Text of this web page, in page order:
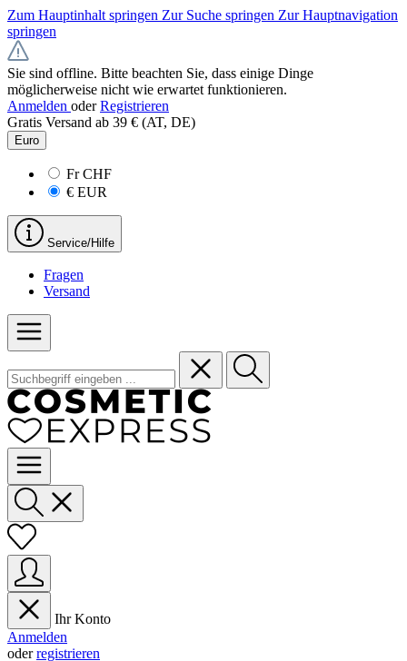
Zum Hauptinhalt springen Zur Suche springen Zur Hauptnavigation
springen
Sie sind offline. Bitte beachten Sie, dass einige Dinge
möglicherweise nicht wie erwartet funktionieren.
Anmelden oder Registrieren
Gratis Versand ab 39 € (AT, DE)
Euro
FrCHF
€ EUR
Service/Hilfe
Fragen
Versand
Ihr Konto
Anmelden
oderregistrieren